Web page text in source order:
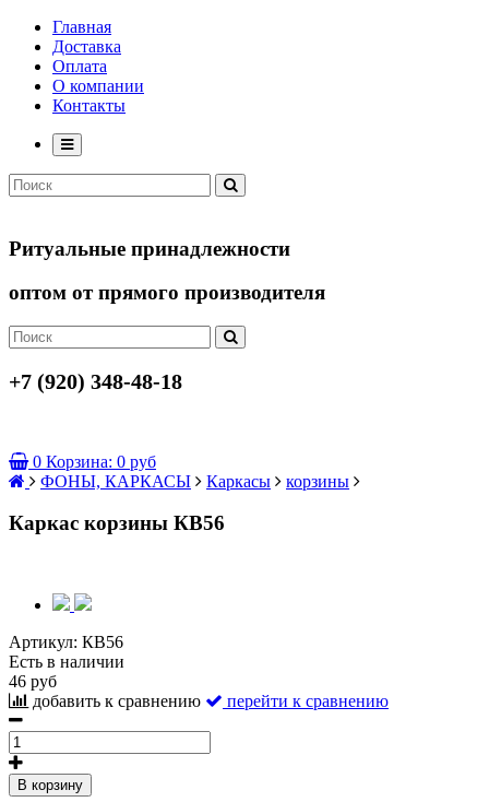
Главная
Доставка
Оплата
О компании
Контакты
Ритуальные принадлежности
оптом от прямого производителя
+7 (920) 348-48-18
0 Корзина: 0 руб
ФОНЫ, КАРКАСЫ
Каркасы корзины
Каркас корзины КВ56
Артикул: КВ56
Есть в наличии
46 руб
добавить к сравнению
перейти к сравнению
В корзину